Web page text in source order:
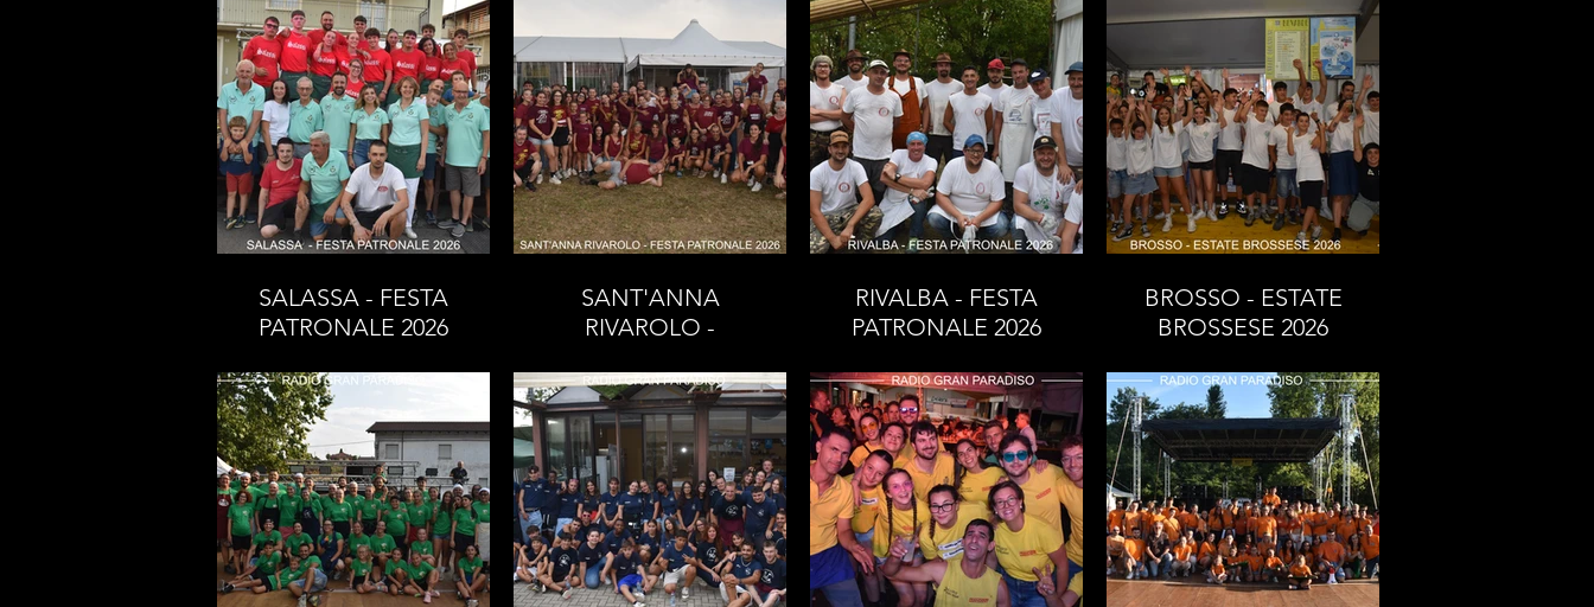
SALASSA - FESTA
PATRONALE 2026
SANT'ANNA
RIVAROLO -
PATRONALE 2026
RIVALBA - FESTA
PATRONALE 2026
BROSSO - ESTATE
BROSSESE 2026